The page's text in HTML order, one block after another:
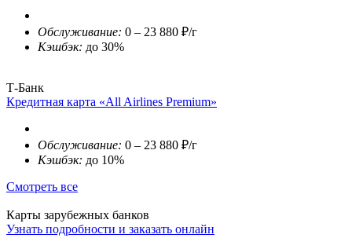
Обслуживание: 0 – 23 880 ₽/г
Кэшбэк: до 30%
Т-Банк
Кредитная карта «All Airlines Premium»
Обслуживание: 0 – 23 880 ₽/г
Кэшбэк: до 10%
Смотреть все
Карты зарубежных банков
Узнать подробности и заказать онлайн